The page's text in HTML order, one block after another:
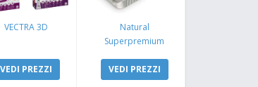
VECTRA 3D
VEDI PREZZI
Natural
Superpremium
Coniglio e Mela
VEDI PREZZI